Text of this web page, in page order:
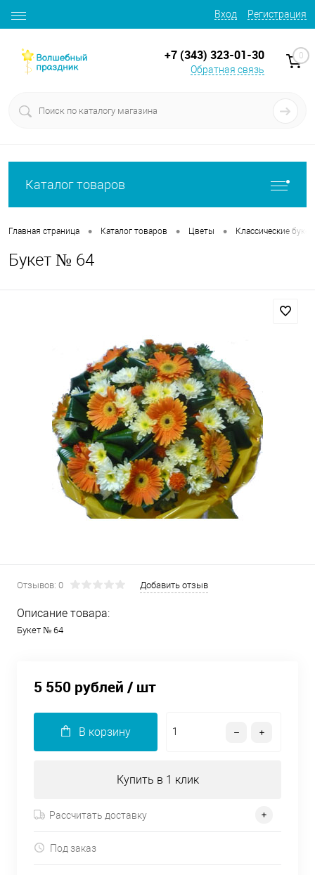
Вход Регистрация
+7 (343) 323-01-30
Обратная связь
0
Каталог товаров
Главная страница • Каталог товаров • Цветы • Классические
Букет № 64
Отзывов: 0 Добавить отзыв
Описание товара:
Букет № 64
5 550 рублей / шт
В корзину
Купить в 1 клик
Рассчитать доставку
Под заказ